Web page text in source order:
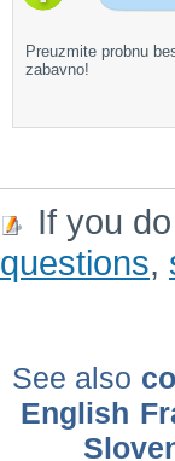
Preuzmite probnu
zabavno!
If you
questions,
See also
English